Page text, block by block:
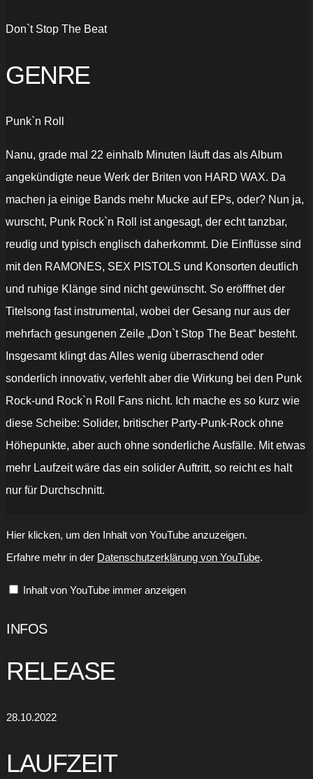
Don`t Stop The Beat
GENRE
Punk`n Roll
Nanu, grade mal 22 einhalb Minuten läuft das als Album
angekündigte neue Werk der Briten von HARD WAX. Da
machen ja einige Bands mehr Mucke auf EPs, oder? Nun ja,
wurscht, Punk Rock`n Roll ist angesagt, der echt tanzbar,
reudig und typisch englisch daherkommt. Die Einflüsse sind
mit den RAMONES, SEX PISTOLS und Konsorten deutlich
und ruhige Klänge sind nicht gewünscht. So eröfffnet der
Titelsong fast instrumental, wobei der Gesang nur aus der
mehrfach gesungenen Zeile „Don`t Stop The Beat“ besteht.
Insgesamt klingt das Alles wenig überraschend oder
sonderlich innovativ, verfehlt aber die Wirkung bei den Punk
Rock-und Rock`n Roll Fans nicht. Ich mache es so kurz wie
diese Scheibe: Solider, britischer Party-Punk-Rock ohne
Höhepunkte, aber auch ohne sonderliche Ausfälle. Mit etwas
mehr Laufzeit wäre das ein solider Auftritt, so reicht es halt
nur für Durchschnitt.
Wax
No
Fuss“
anzeigen
Hier klicken, um den Inhalt von YouTube anzuzeigen.
Erfahre mehr in der Datenschutzerklärung von YouTube.
Inhalt von YouTube immer anzeigen
INFOS
RELEASE
28.10.2022
LAUFZEIT